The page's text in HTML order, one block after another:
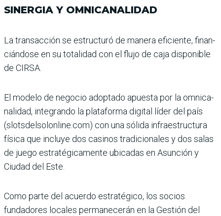
SINERGIA Y OMNICANALIDAD
La transacción se estructuró de manera eficiente, finan­
ciándose en su totalidad con el flujo de caja disponible
de CIRSA.
El modelo de negocio adop­tado apuesta por la omnica­
nalidad, integrando la pla­taforma digital líder del país
(slotsdelsolonline.com) con una sólida infraestructura
física que incluye dos casinos tradicionales y dos salas
de juego estratégicamente ubi­cadas en Asunción y
Ciudad del Este.
Como parte del acuerdo estra­tégico, los socios
fundadores locales permanecerán en la Gestión del